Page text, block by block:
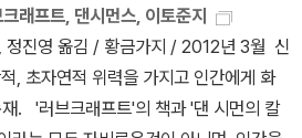
었다. 러브크래프트의 극단적인 인종
이 러브크래프트의 삶과 작품을 비평한 프
Houellebecq)의 《러브크래프트: 세
쓴 소설 몇 편만 골라서 읽어 보면 인종
“런던은 항상 미스터리입니다. 파
살고, 저기 보헤미안이 있고, 아무개가 있
런던에서는 다르죠. 여자 세탁부가 어디
는 있습니다. 그러나 그 집 이층에 점성
부를 볼 수 있다. 자막이 없고 완전한 분
오래된 영상을 볼 수 있다는 게 어디냐.
상 특급>, <나이트 갤러리> 에피소드로
. * It’s a Good Life
했다. “그 사람은 어디 있죠? 죽어버렸
즐기고 있다. “아니오. 의욕이 없어져 봉
습니다.” “왜요?” “해고되었거든요.”
에 손을 갔다 댔다. “이 이름은 하이트
신이 구울로서 권력자의 무덤에서 중
인물의 이야기와 관련된 음산한 풍문이며
다. * 원문 2I remember how we del
with our spades, and how we thrill
the grave, the pale watchin
는 인종차별주의자다. 그가 인종차별
지 않아도 그의 작품들을 꼼꼼하게 읽어보
있다. * 그 집에 있는 그림
《러브크래프트 전집 1》 38쪽) “생각
프트, 댄시먼스, 이토준지
정진영 옮김 / 황금가지 / 2012년 3월 신
, 초자연적 위력을 가지고 인간에게 화
. '러브크래프트'의 책과 '댄 시먼의 칼